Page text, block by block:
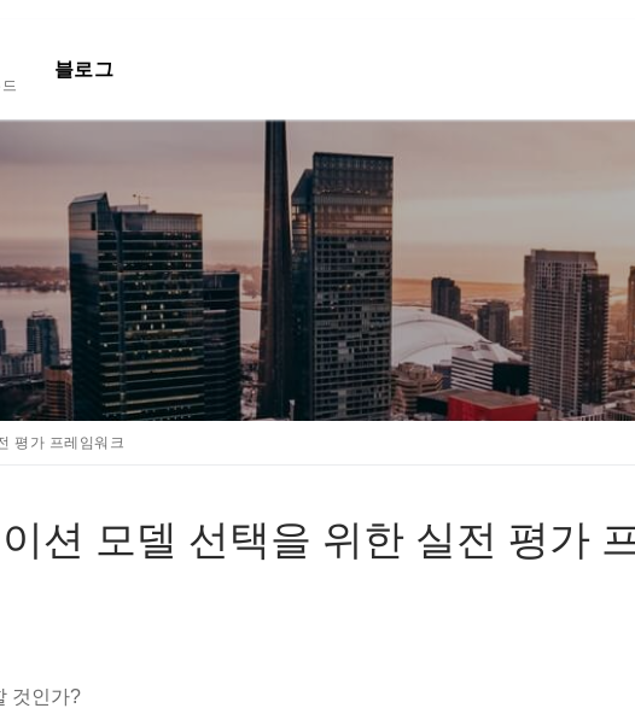
블로그
평가 프레임워크
션 모델 선택을 위한 실전 평가
것인가?